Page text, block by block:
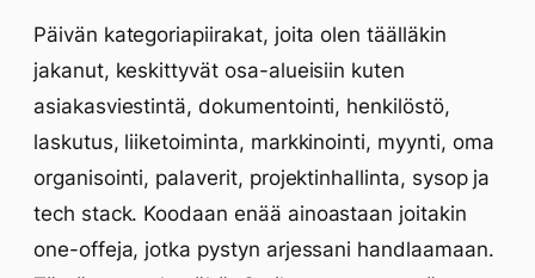
Päivän kategoriapiirakat, joita olen täälläkin
jakanut, keskittyvät osa-alueisiin kuten
asiakasviestintä, dokumentointi, henkilöstö,
laskutus, liiketoiminta, markkinointi, myynti, oma
organisointi, palaverit, projektinhallinta, sysop ja
tech stack. Koodaan enää ainoastaan joitakin
one-offeja, jotka pystyn arjessani handlaamaan.